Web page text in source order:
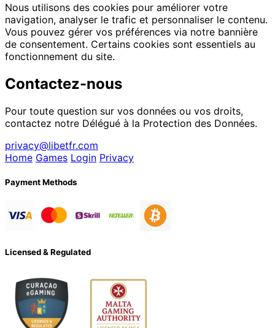
Nous utilisons des cookies pour améliorer votre
navigation, analyser le trafic et personnaliser le contenu.
Vous pouvez gérer vos préférences via notre bannière
de consentement. Certains cookies sont essentiels au
fonctionnement du site.
Contactez-nous
Pour toute question sur vos données ou vos droits,
contactez notre Délégué à la Protection des Données.
privacy@libetfr.com
Home Games Login Privacy
Payment Methods
Licensed & Regulated